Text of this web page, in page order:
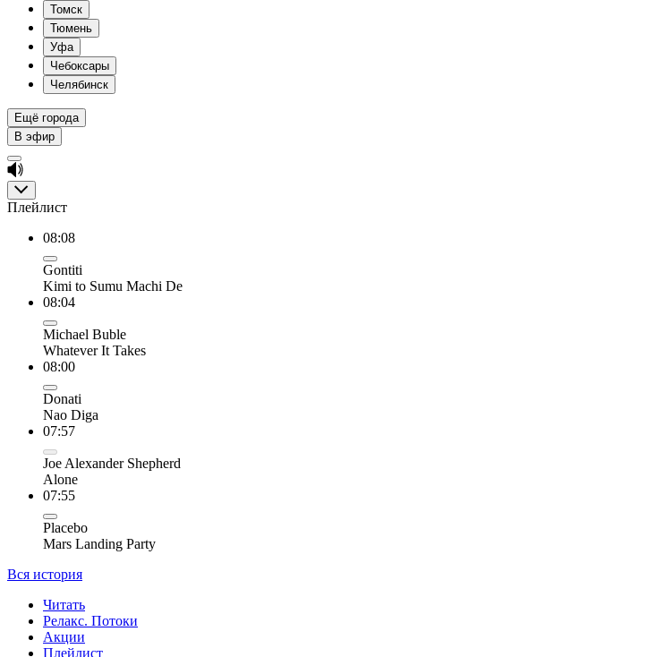
Томск
Тюмень
Уфа
Чебоксары
Челябинск
Ещё города
В эфир
Плейлист
08:08
Gontiti
Kimi to Sumu Machi De
08:04
Michael Buble
Whatever It Takes
08:00
Donati
Nao Diga
07:57
Joe Alexander Shepherd
Alone
07:55
Placebo
Mars Landing Party
Вся история
Читать
Релакс. Потоки
Акции
Плейлист